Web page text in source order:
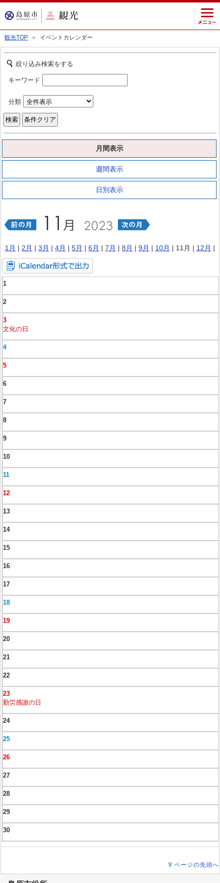
観光TOP ＞ イベントカレンダー
絞り込み検索をする
キーワード
分類
月間表示
週間表示
日別表示
1月 | 2月 | 3月 | 4月 | 5月 | 6月 | 7月 | 8月 | 9月 | 10月 | 11月 | 12月 |
1
2
3
文化の日
4
5
6
7
8
9
10
11
12
13
14
15
16
17
18
19
20
21
22
23
勤労感謝の日
24
25
26
27
28
29
30
ページの先頭へ